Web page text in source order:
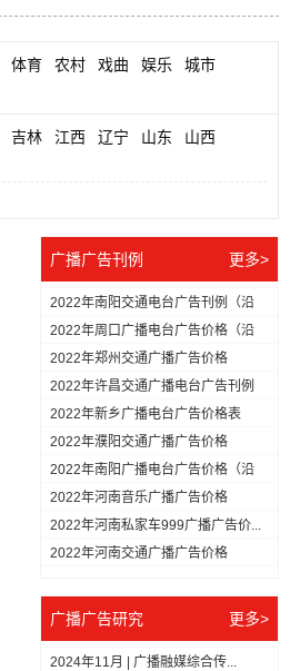
体育 农村 戏曲 娱乐
城市
吉林 江西 辽宁 山东
山西
广播广告刊例 更多>
2022年南阳交通电台广告刊例（沿
用...
2022年周口广播电台广告价格（沿
用...
2022年郑州交通广播广告价格
2022年许昌交通广播电台广告刊例
（...
2022年新乡广播电台广告价格表
2022年濮阳交通广播广告价格
2022年南阳广播电台广告价格（沿
用...
2022年河南音乐广播广告价格
2022年河南私家车999广播广告价...
2022年河南交通广播广告价格
广播广告研究 更多>
2024年11月 | 广播融媒综合传...